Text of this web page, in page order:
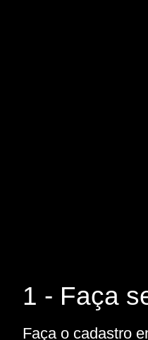
1 - Faça
Faça o cadastro